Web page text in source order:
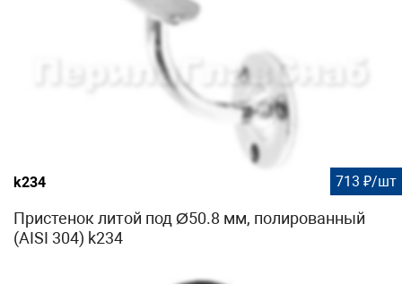
k234 713 ₽/шт
Пристенок литой под Ø50.8 мм, полированный
(AISI 304) k234